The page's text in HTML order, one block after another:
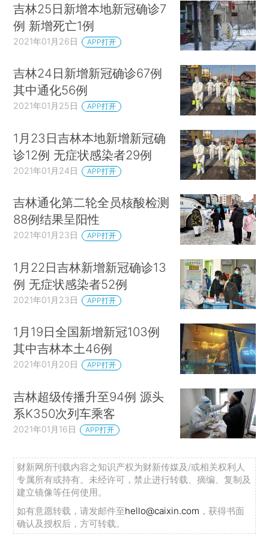
吉林25日新增本地新冠确诊7
例 新增死亡1例
2021年01月26日 APP打开
吉林24日新增新冠确诊67例
其中通化56例
2021年01月25日 APP打开
1月23日吉林本地新增新冠确
诊12例 无症状感染者29例
2021年01月24日 APP打开
吉林通化第二轮全员核酸检测
88例结果呈阳性
2021年01月23日 APP打开
1月22日吉林新增新冠确诊13
例 无症状感染者52例
2021年01月23日 APP打开
1月19日全国新增新冠103例
其中吉林本土46例
2021年01月20日 APP打开
吉林超级传播升至94例 源头
系K350次列车乘客
2021年01月16日 APP打开
财新网所刊载内容之知识产权为财新传媒及/或相关权利人
专属所有或持有。未经许可，禁止进行转载、摘编、复制及
建立镜像等任何使用。
如有意愿转载，请发邮件至hello@caixin.com ，获得书面
确认及授权后，方可转载。